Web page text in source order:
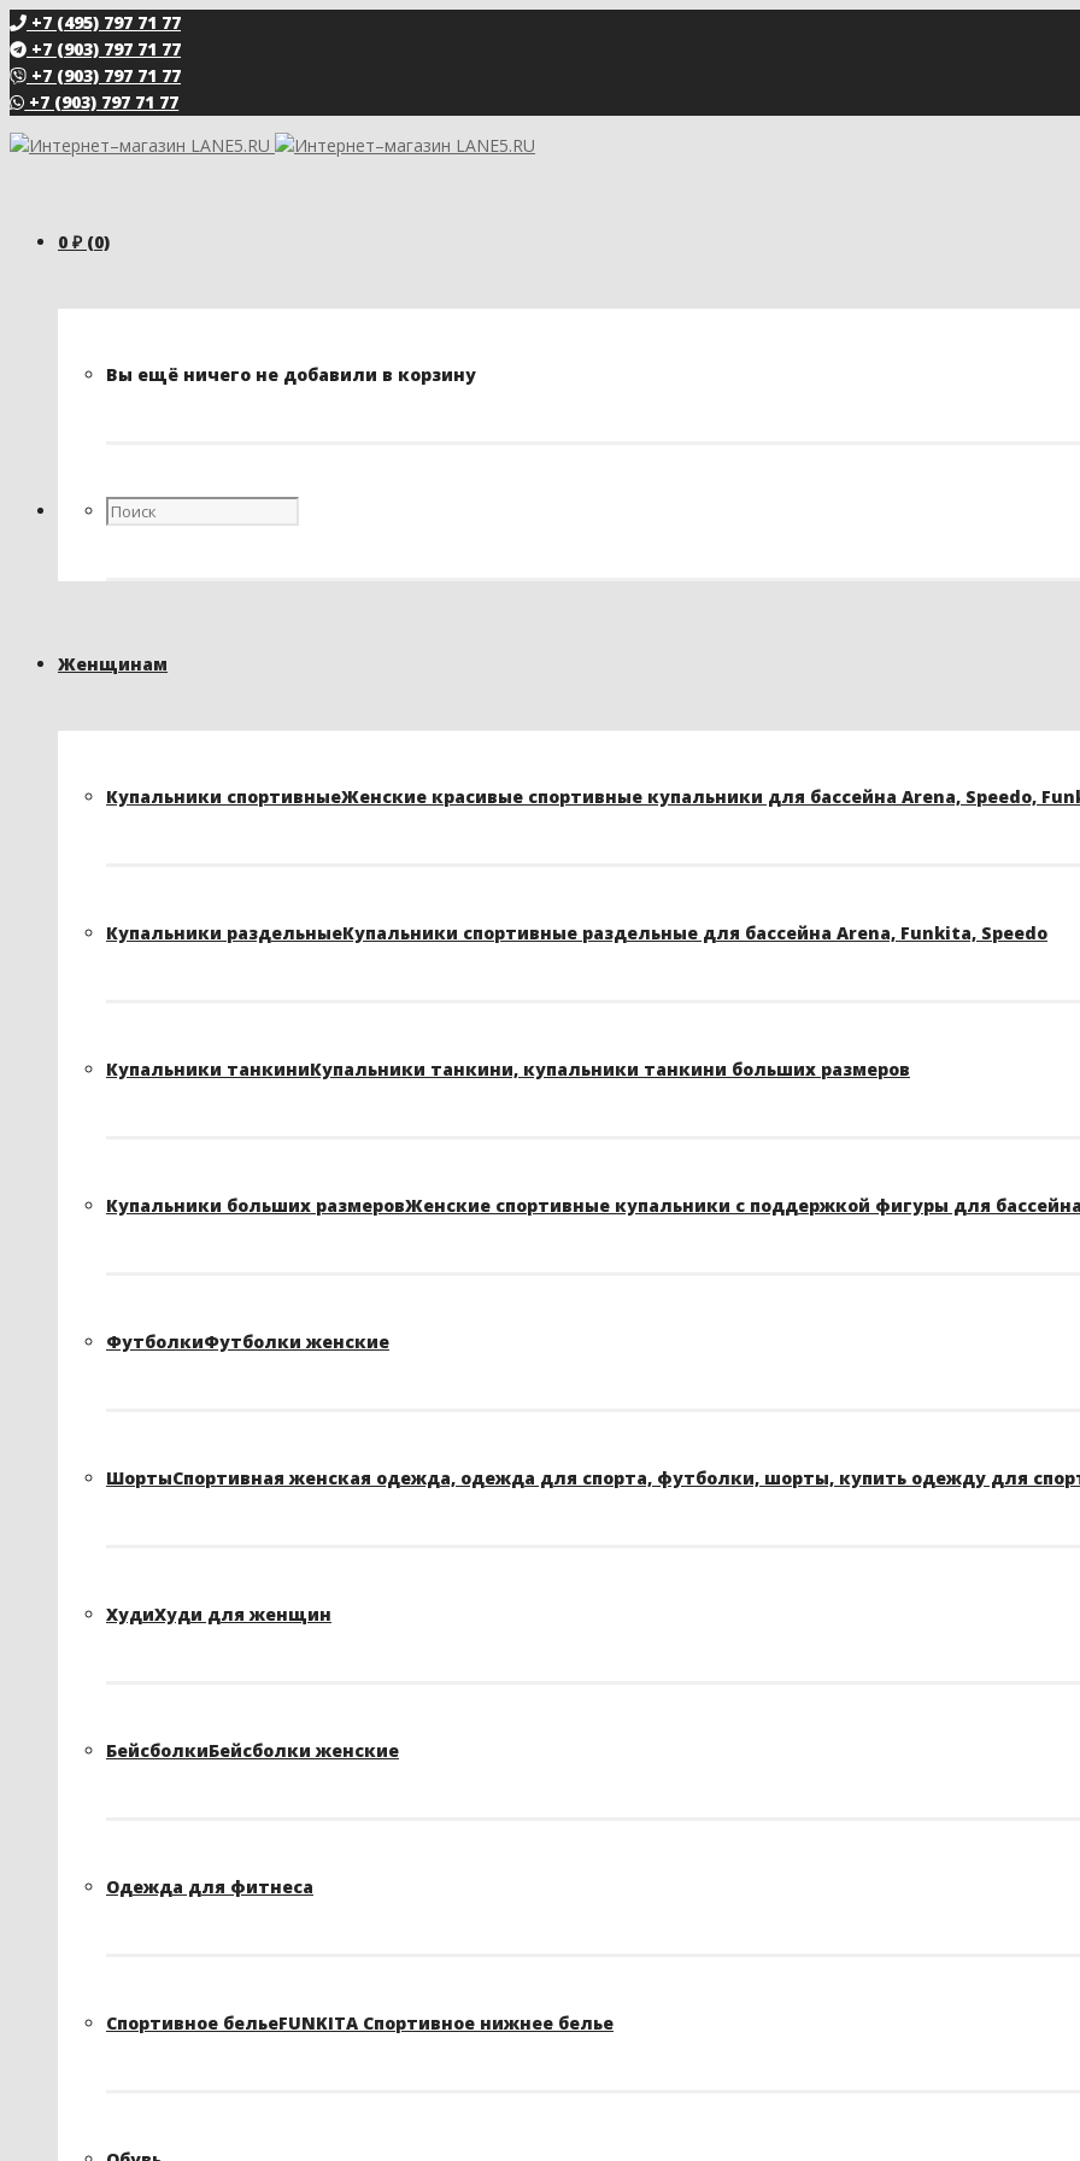
+7 (495) 797 71 77
+7 (903) 797 71 77
+7 (903) 797 71 77
+7 (903) 797 71 77
0 ₽(0)
Вы ещё ничего не добавили в корзину
Женщинам
Купальники спортивныеЖенские красивые спортивные купальники для бассейна Arena, Speedo,
Купальники раздельныеКупальники спортивные раздельные для бассейна Arena, Funkita, Speedo
Купальники танкиниКупальники танкини, купальники танкини больших размеров
Купальники больших размеровЖенские спортивные купальники с поддержкой фигуры для
ФутболкиФутболки женские
ШортыСпортивная женская одежда, одежда для спорта, футболки, шорты, купить одежду для
ХудиХуди для женщин
БейсболкиБейсболки женские
Одежда для фитнеса
Спортивное бельеFUNKITA Спортивное нижнее белье